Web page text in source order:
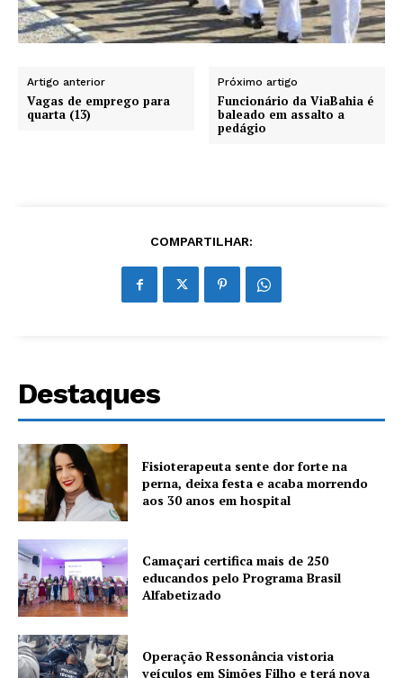
Artigo anterior
Vagas de emprego para
quarta (13)
Próximo artigo
Funcionário da ViaBahia é
baleado em assalto a
pedágio
COMPARTILHAR:
Destaques
Fisioterapeuta sente dor forte na
perna, deixa festa e acaba morrendo
aos 30 anos em hospital
Camaçari certifica mais de 250
educandos pelo Programa Brasil
Alfabetizado
Operação Ressonância vistoria
veículos em Simões Filho e terá nova